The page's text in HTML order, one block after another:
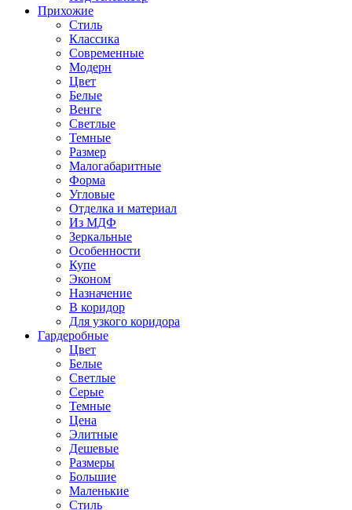
Прихожие
Стиль
Классика
Современные
Модерн
Цвет
Белые
Венге
Светлые
Темные
Размер
Малогабаритные
Форма
Угловые
Отделка и материал
Из МДФ
Зеркальные
Особенности
Купе
Эконом
Назначение
В коридор
Для узкого коридора
Гардеробные
Цвет
Белые
Светлые
Серые
Темные
Цена
Элитные
Дешевые
Размеры
Большие
Маленькие
Стиль